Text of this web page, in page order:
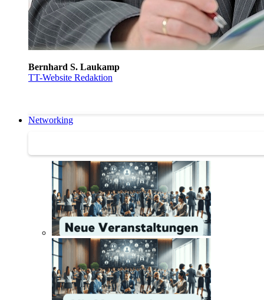
Bernhard S. Laukamp
TT-Website Redaktion
Networking